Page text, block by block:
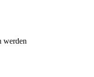
werden